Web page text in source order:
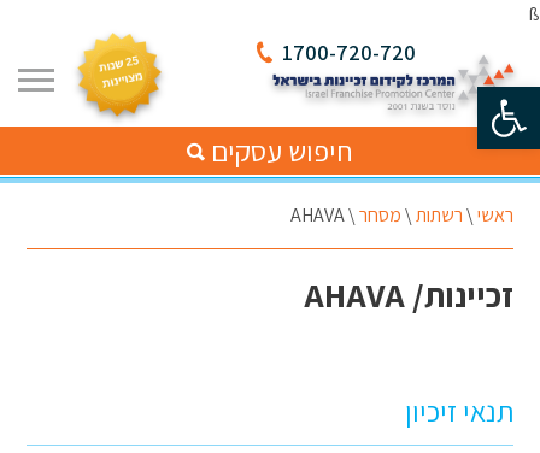
פתח סרגל נגישות
ß
1700-720-720
חיפוש עסקים
ראשי\רשתות\מסחר\
AHAVA
זכיינות/ AHAVA
תנאי זיכיון